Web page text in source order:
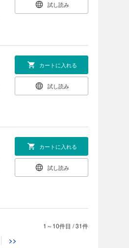
試し読み
カートに入れる
試し読み
カートに入れる
試し読み
カートに入れる
1～10件目 /31件
>>